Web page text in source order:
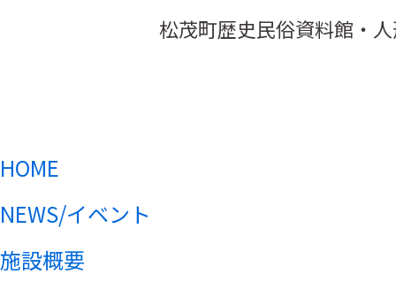
松茂町歴史民俗資料館・
HOME
NEWS/イベント
施設概要